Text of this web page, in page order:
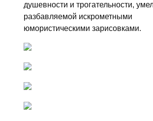
душевности и трогательности,
разбавляемой искрометными
юмористическими зарисовками.